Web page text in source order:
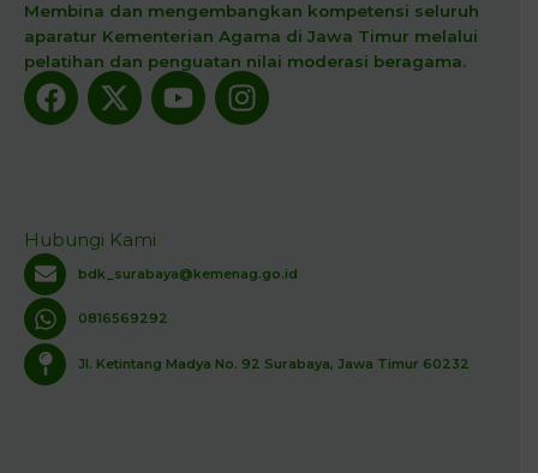
Membina dan mengembangkan kompetensi seluruh
aparatur Kementerian Agama di Jawa Timur melalui
pelatihan dan penguatan nilai moderasi beragama.
Facebook
X-
twitter
YoutubeInstagram
Hubungi Kami
bdk_surabaya@kemenag.go.id
0816569292
Jl. Ketintang Madya No. 92 Surabaya, Jawa Timur 60232